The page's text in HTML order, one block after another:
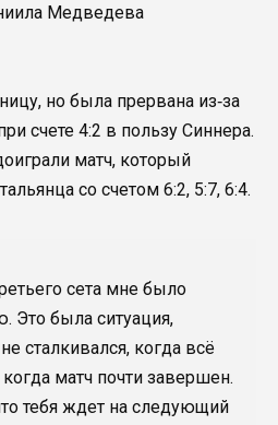
Медведева
но была прервана из‑за
счете 4:2 в пользу Синнера.
матч, который
со счетом 6:2, 5:7, 6:4.
сета мне было
Это была ситуация,
сталкивался, когда всё
матч почти завершен.
тебя ждет на следующий